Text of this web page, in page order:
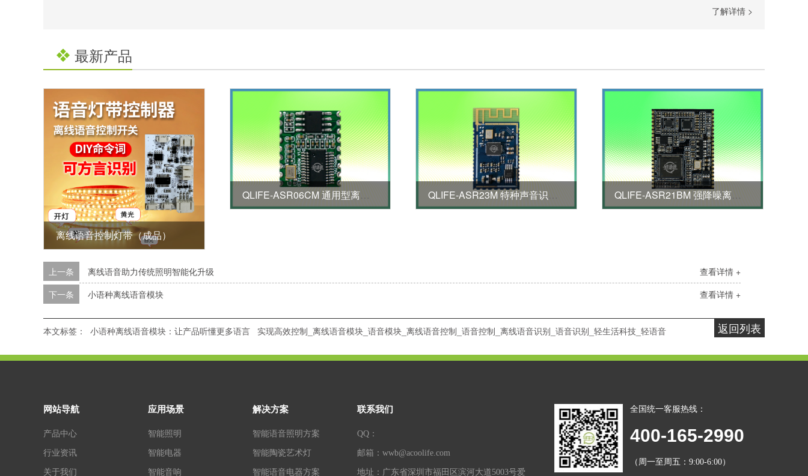
了解详情 >
最新产品
离线语音控制灯带（成品）
QLIFE-ASR06CM 通用型离线语音模块 QLIFE-ASR23M 特种声音识别模块 QLIFE-ASR21BM 强降噪离线语音模块
查看详情 +
上一条
离线语音助力传统照明智能化升级
查看详情 +
下一条 小语种离线语音模块
返回列表
本文标签： 小语种离线语音模块：让产品听懂更多语言 实现高效控制_离线语音模块_语音模块_离线语音控制_语音控制_离线语音识别_语音识别_轻生活科技_轻语音
网站导航
产品中心
行业资讯
关于我们
应用场景
智能照明
智能电器
智能音响
解决方案
智能语音照明方案
智能陶瓷艺术灯
智能语音电器方案
联系我们
QQ：
邮箱：wwb@acoolife.com
地址：广东省深圳市福田区滨河大道5003号爱
全国统一客服热线：
400-165-2990
（周一至周五：9:00-6:00）